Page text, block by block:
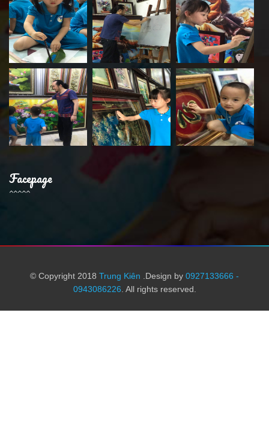
Facepage
© Copyright 2018 Trung Kiên .Design by 0927133666 -
0943086226 . All rights reserved.